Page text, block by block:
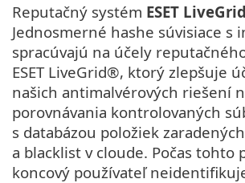
Reputačný systém ESET
Jednosmerné hashe súvisiace s
spracúvajú na účely
ESET LiveGrid®, ktorý zlepšuje
našich antimalvérových riešení
porovnávania kontrolovaných
s databázou položiek
a blacklist v cloude. Počas tohto
koncový používateľ